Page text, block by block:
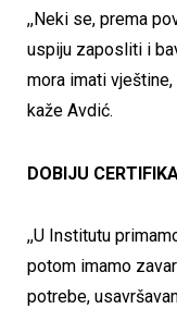
,,Neki se, prema
uspiju zaposliti i
mora imati
kaže Avdić.
DOBIJU
,,U Institutu
potom imamo
potrebe,